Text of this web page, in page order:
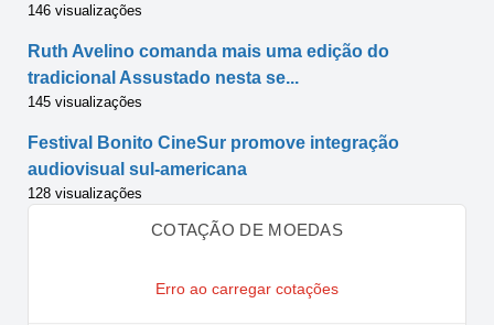
146 visualizações
Ruth Avelino comanda mais uma edição do
tradicional Assustado nesta se...
145 visualizações
Festival Bonito CineSur promove integração
audiovisual sul-americana
128 visualizações
COTAÇÃO DE MOEDAS
Erro ao carregar cotações